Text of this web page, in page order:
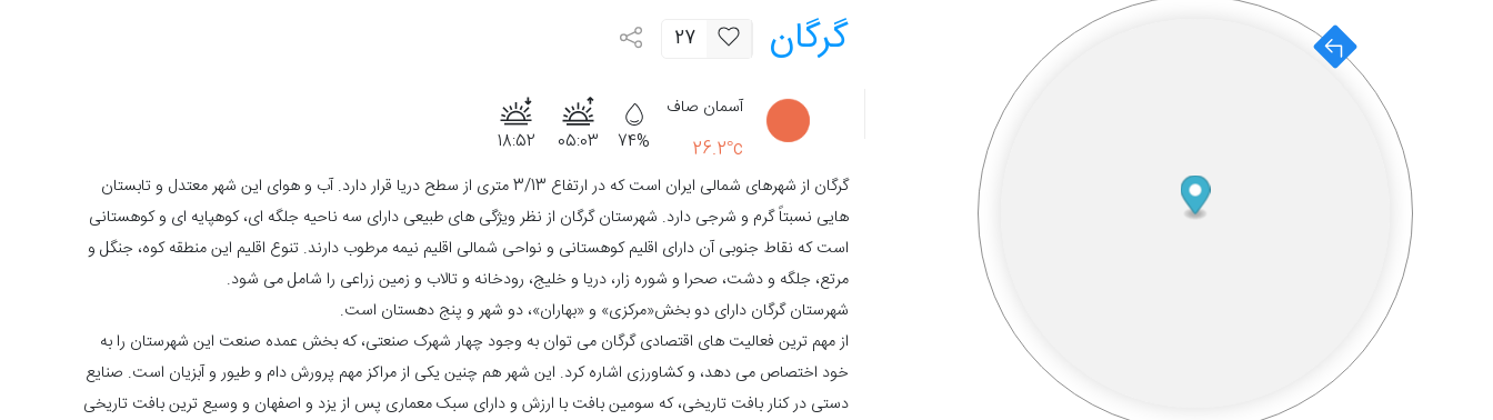
گرگان 27
آسمان صاف
26.2°c
74%
05:03
18:52
گرگان از شهرهای شمالی ایران است که در ارتفاع 3/13 متری از سطح دریا قرار دارد. آب و هوای این شهر معتدل و تابستان
هایی نسبتاً گرم و شرجی دارد. شهرستان گرگان از نظر ویژگی های طبیعی دارای سه ناحیه جلگه ای، کوهپایه ای و کوهستانی
است که نقاط جنوبی آن دارای اقلیم کوهستانی و نواحی شمالی اقلیم نیمه مرطوب دارند. تنوع اقلیم این منطقه کوه، جنگل و
مرتع، جلگه و دشت، صحرا و شوره زار، دریا و خلیج، رودخانه و تالاب و زمین زراعی را شامل می شود.
شهرستان گرگان دارای دو بخش«مرکزی» و «بهاران»، دو شهر و پنج دهستان است.
از مهم ترین فعالیت های اقتصادی گرگان می توان به وجود چهار شهرک صنعتی، که بخش عمده صنعت این شهرستان را به
خود اختصاص می دهد، و کشاورزی اشاره کرد. این شهر هم چنین یکی از مراکز مهم پرورش دام و طیور و آبزیان است. صنایع
دستی در کنار بافت تاریخی، که سومین بافت با ارزش و دارای سبک معماری پس از یزد و اصفهان و وسیع ترین بافت تاریخی